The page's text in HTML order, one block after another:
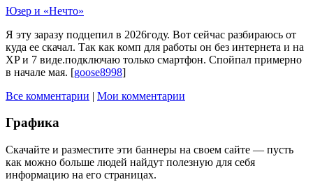
Юзер и «Нечто»
Я эту заразу подцепил в 2026году. Вот сейчас разбираюсь от
куда ее скачал. Так как комп для работы он без интернета и на
XP и 7 виде.подключаю только смартфон. Спойпал примерно
в начале мая. [goose8998]
Все комментарии | Мои комментарии
Графика
Скачайте и разместите эти баннеры на своем сайте — пусть
как можно больше людей найдут полезную для себя
информацию на его страницах.